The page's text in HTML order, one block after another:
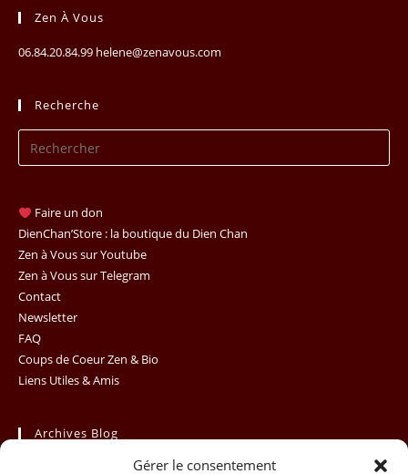
Gérer le consentement
Zen À Vous
06.84.20.84.99 helene@zenavous.com
Recherche
Faire un don
DienChan’Store : la boutique du Dien Chan
Zen à Vous sur Youtube
Zen à Vous sur Telegram
Contact
Newsletter
FAQ
Coups de Coeur Zen & Bio
Liens Utiles & Amis
Archives Blog